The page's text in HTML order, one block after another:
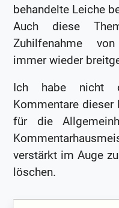
behandelte Leiche
Auch diese
Zuhilfenahme
immer wieder
Ich habe nicht
Kommentare dieser
für die
verstärkt im Auge
löschen.